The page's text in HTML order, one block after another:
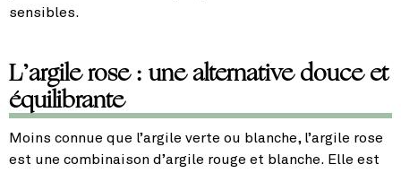
sensibles.
L’argile rose : une alternative douce et
équilibrante
Moins connue que l’argile verte ou blanche, l’argile rose
est une combinaison d’argile rouge et blanche. Elle est